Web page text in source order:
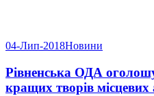
04-Лип-2018Новини
Рівненська ОДА
кращих творів місцевих